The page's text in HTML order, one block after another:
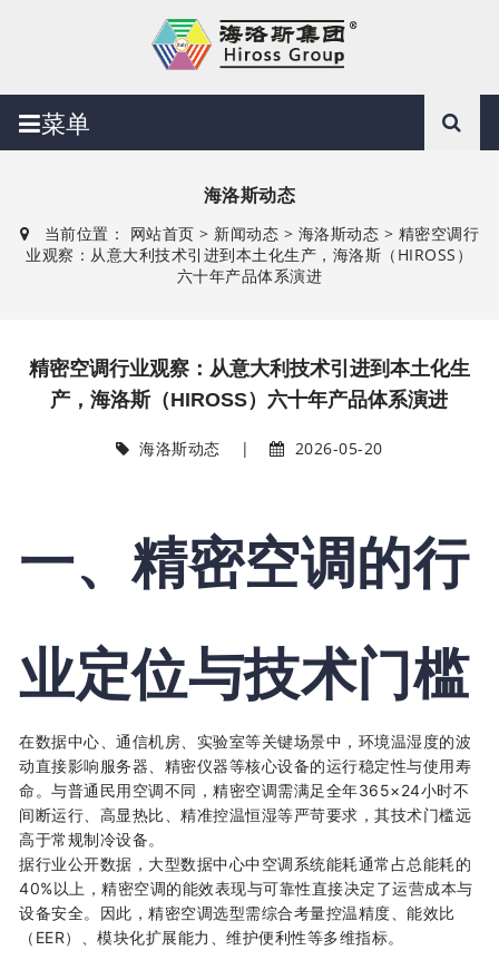
菜单
海洛斯动态
当前位置： 网站首页 > 新闻动态 > 海洛斯动态 > 精密空调行
业观察：从意大利技术引进到本土化生产，海洛斯（HIROSS）
六十年产品体系演进
精密空调行业观察：从意大利技术引进到本土化生
产，海洛斯（HIROSS）六十年产品体系演进
海洛斯动态 | 2026-05-20
一、精密空调的行
业定位与技术门槛
在数据中心、通信机房、实验室等关键场景中，环境温湿度的波
动直接影响服务器、精密仪器等核心设备的运行稳定性与使用寿
命。与普通民用空调不同，精密空调需满足全年365×24小时不
间断运行、高显热比、精准控温恒湿等严苛要求，其技术门槛远
高于常规制冷设备。
据行业公开数据，大型数据中心中空调系统能耗通常占总能耗的
40%以上，精密空调的能效表现与可靠性直接决定了运营成本与
设备安全。因此，精密空调选型需综合考量控温精度、能效比
（EER）、模块化扩展能力、维护便利性等多维指标。